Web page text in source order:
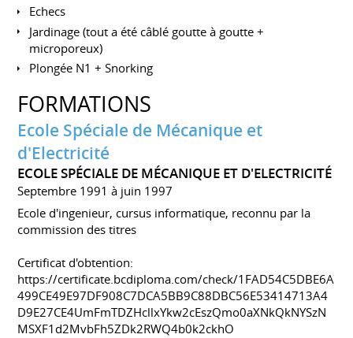
Echecs
Jardinage (tout a été câblé goutte à goutte +
microporeux)
Plongée N1 + Snorking
FORMATIONS
Ecole Spéciale de Mécanique et
d'Electricité
ECOLE SPÉCIALE DE MÉCANIQUE ET D'ELECTRICITÉ
Septembre 1991 à juin 1997
Ecole d'ingenieur, cursus informatique, reconnu par la
commission des titres
Certificat d'obtention:
https://certificate.bcdiploma.com/check/1FAD54C5DBE6A
499CE49E97DF908C7DCA5BB9C88DBC56E53414713A4
D9E27CE4UmFmTDZHcllxYkw2cEszQmo0aXNkQkNYSzN
MSXF1d2MvbFh5ZDk2RWQ4b0k2ckhO